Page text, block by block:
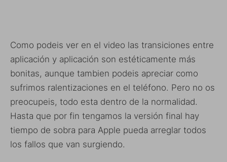
Como podeis ver en el video las transiciones entre
aplicación y aplicación son estéticamente más
bonitas, aunque tambien podeis apreciar como
sufrimos ralentizaciones en el teléfono. Pero no os
preocupeis, todo esta dentro de la normalidad.
Hasta que por fin tengamos la versión final hay
tiempo de sobra para Apple pueda arreglar todos
los fallos que van surgiendo.